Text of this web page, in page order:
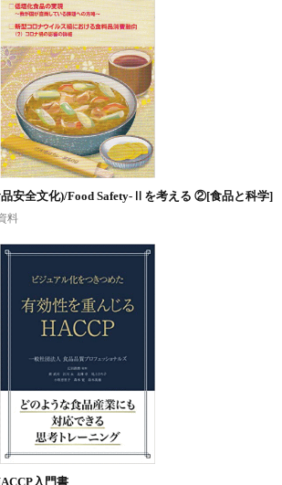
品安全文化)/Food Safety-Ⅱを考える ②[食品と科学]
料
入門書